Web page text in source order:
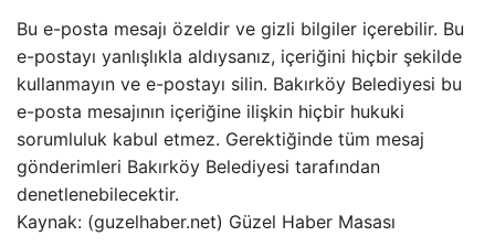
Bu e-posta mesajı özeldir ve gizli bilgiler içerebilir. Bu
e-postayı yanlışlıkla aldıysanız, içeriğini hiçbir şekilde
kullanmayın ve e-postayı silin. Bakırköy Belediyesi bu
e-posta mesajının içeriğine ilişkin hiçbir hukuki
sorumluluk kabul etmez. Gerektiğinde tüm mesaj
gönderimleri Bakırköy Belediyesi tarafından
denetlenebilecektir.
Kaynak: (guzelhaber.net) Güzel Haber Masası